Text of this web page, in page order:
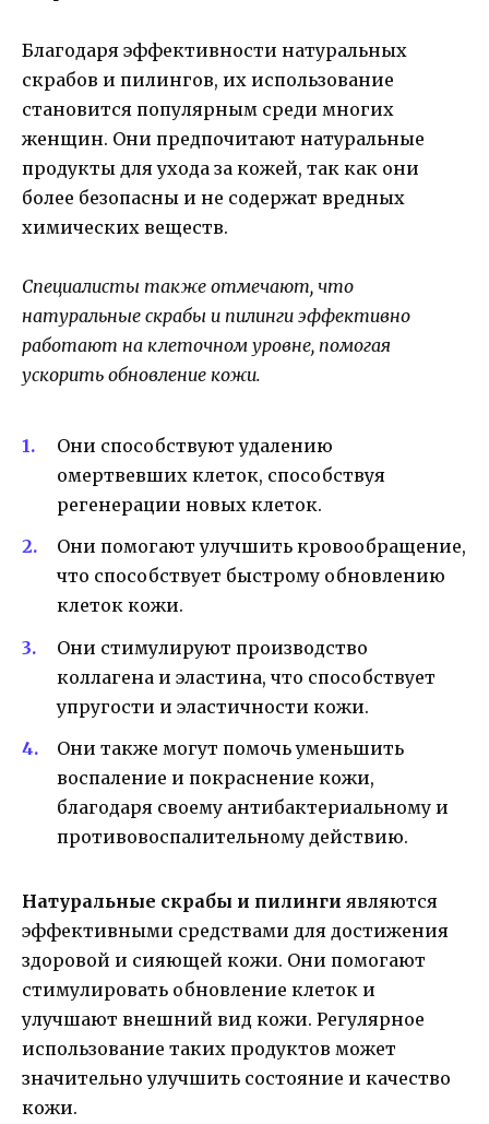
Благодаря эффективности натуральных
скрабов и пилингов, их использование
становится популярным среди многих
женщин. Они предпочитают натуральные
продукты для ухода за кожей, так как они
более безопасны и не содержат вредных
химических веществ.
Специалисты также отмечают, что
натуральные скрабы и пилинги эффективно
работают на клеточном уровне, помогая
ускорить обновление кожи.
Они способствуют удалению
омертвевших клеток, способствуя
регенерации новых клеток.
Они помогают улучшить кровообращение,
что способствует быстрому обновлению
клеток кожи.
Они стимулируют производство
коллагена и эластина, что способствует
упругости и эластичности кожи.
Они также могут помочь уменьшить
воспаление и покраснение кожи,
благодаря своему антибактериальному и
противовоспалительному действию.
Натуральные скрабы и пилинги являются
эффективными средствами для достижения
здоровой и сияющей кожи. Они помогают
стимулировать обновление клеток и
улучшают внешний вид кожи. Регулярное
использование таких продуктов может
значительно улучшить состояние и качество
кожи.